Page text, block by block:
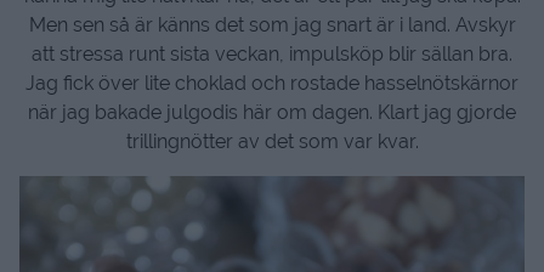
Men sen så är känns det som jag snart är i land. Avskyr
att stressa runt sista veckan, impulsköp blir sällan bra.
Jag fick över lite choklad och rostade hasselnötskärnor
när jag bakade julgodis här om dagen. Klart jag gjorde
trillingnötter av det som var kvar.